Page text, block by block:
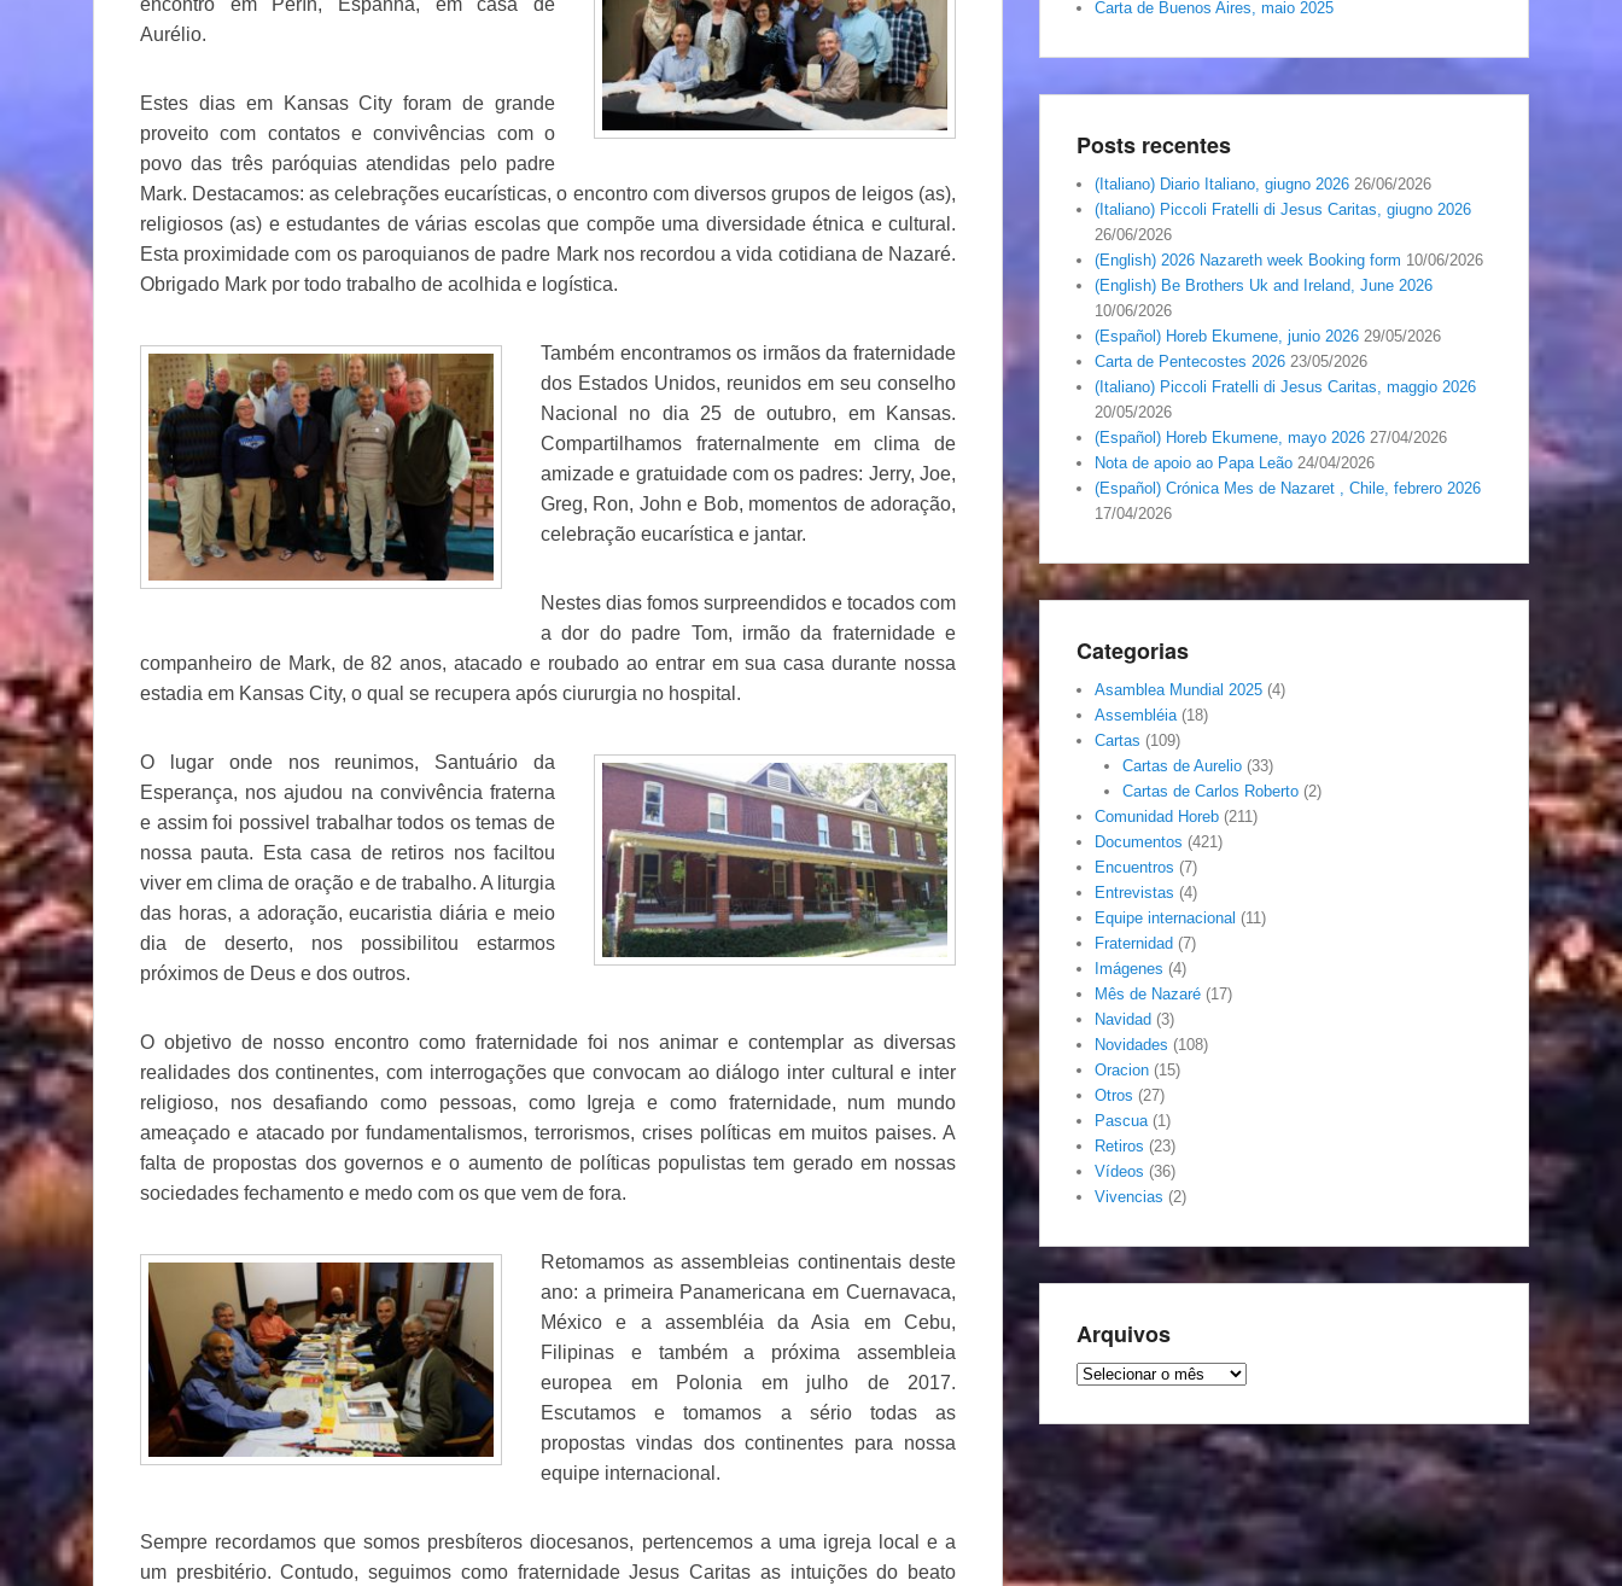
Aurélio.
Estes dias em Kansas City foram de grande
proveito com contatos e convivências com o
povo das três paróquias atendidas pelo padre
Mark. Destacamos: as celebrações eucarísticas, o encontro com diversos grupos de leigos (as),
religiosos (as) e estudantes de várias escolas que compõe uma diversidade étnica e cultural.
Esta proximidade com os paroquianos de padre Mark nos recordou a vida cotidiana de Nazaré.
Obrigado Mark por todo trabalho de acolhida e logística.
Também encontramos os irmãos da fraternidade
dos Estados Unidos, reunidos em seu conselho
Nacional no dia 25 de outubro, em Kansas.
Compartilhamos fraternalmente em clima de
amizade e gratuidade com os padres: Jerry, Joe,
Greg, Ron, John e Bob, momentos de adoração,
celebração eucarística e jantar.
Nestes dias fomos surpreendidos e tocados com
a dor do padre Tom, irmão da fraternidade e
companheiro de Mark, de 82 anos, atacado e roubado ao entrar em sua casa durante nossa
estadia em Kansas City, o qual se recupera após ciururgia no hospital.
O lugar onde nos reunimos, Santuário da
Esperança, nos ajudou na convivência fraterna
e assim foi possivel trabalhar todos os temas de
nossa pauta. Esta casa de retiros nos faciltou
viver em clima de oração e de trabalho. A liturgia
das horas, a adoração, eucaristia diária e meio
dia de deserto, nos possibilitou estarmos
próximos de Deus e dos outros.
O objetivo de nosso encontro como fraternidade foi nos animar e contemplar as diversas
realidades dos continentes, com interrogações que convocam ao diálogo inter cultural e inter
religioso, nos desafiando como pessoas, como Igreja e como fraternidade, num mundo
ameaçado e atacado por fundamentalismos, terrorismos, crises políticas em muitos paises. A
falta de propostas dos governos e o aumento de políticas populistas tem gerado em nossas
sociedades fechamento e medo com os que vem de fora.
Retomamos as assembleias continentais deste
ano: a primeira Panamericana em Cuernavaca,
México e a assembléia da Asia em Cebu,
Filipinas e também a próxima assembleia
europea em Polonia em julho de 2017.
Escutamos e tomamos a sério todas as
propostas vindas dos continentes para nossa
equipe internacional.
Sempre recordamos que somos presbíteros diocesanos, pertencemos a uma igreja local e a
um presbitério. Contudo, seguimos como fraternidade Jesus Caritas as intuições do beato
Carta de Buenos Aires, maio 2025
Posts recentes
(Italiano) Diario Italiano, giugno 2026 26/06/2026
(Italiano) Piccoli Fratelli di Jesus Caritas, giugno 2026
26/06/2026
(English) 2026 Nazareth week Booking form 10/06/2026
(English) Be Brothers Uk and Ireland, June 2026
10/06/2026
(Español) Horeb Ekumene, junio 2026 29/05/2026
Carta de Pentecostes 2026 23/05/2026
(Italiano) Piccoli Fratelli di Jesus Caritas, maggio 2026
20/05/2026
(Español) Horeb Ekumene, mayo 2026 27/04/2026
Nota de apoio ao Papa Leão 24/04/2026
(Español) Crónica Mes de Nazaret , Chile, febrero 2026
17/04/2026
Categorias
Asamblea Mundial 2025 (4)
Assembléia(18)
Cartas (109)
Cartas de Aurelio(33)
Cartas de Carlos Roberto(2)
Comunidad Horeb (211)
Documentos (421)
Encuentros (7)
Entrevistas (4)
Equipe internacional (11)
Fraternidad (7)
Imágenes (4)
Mês de Nazaré (17)
Navidad (3)
Novidades (108)
Oracion (15)
Otros (27)
Pascua(1)
Retiros (23)
Vídeos (36)
Vivencias (2)
Arquivos
Arquivos